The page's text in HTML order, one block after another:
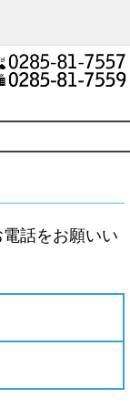
話をお願いい